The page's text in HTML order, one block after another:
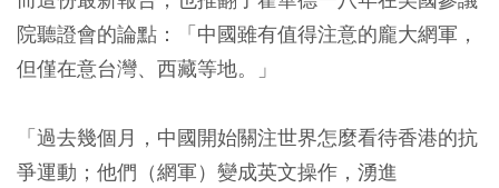
院聽證會的論點：「中國雖有值得注意的龐大網軍，
但僅在意台灣、西藏等地。」
「過去幾個月，中國開始關注世界怎麼看待香港的抗
爭運動；他們（網軍）變成英文操作，湧進